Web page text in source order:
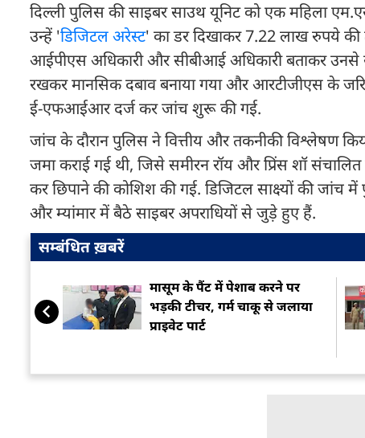
दिल्ली पुलिस की साइबर साउथ यूनिट को एक महिला
उन्हें 'डिजिटल अरेस्ट' का डर दिखाकर 7.22 लाख रुपये
आईपीएस अधिकारी और सीबीआई अधिकारी बताकर उनसे
रखकर मानसिक दबाव बनाया गया और आरटीजीएस के
ई-एफआईआर दर्ज कर जांच शुरू की गई.
जांच के दौरान पुलिस ने वित्तीय और तकनीकी विश्लेषण
जमा कराई गई थी, जिसे समीरन रॉय और प्रिंस शॉ
कर छिपाने की कोशिश की गई. डिजिटल साक्ष्यों की
और म्यांमार में बैठे साइबर अपराधियों से जुड़े हुए हैं.
सम्बंधित ख़बरें
मासूम के पैंट में पेशाब करने पर
भड़की टीचर, गर्म चाकू से जलाया
प्राइवेट पार्ट